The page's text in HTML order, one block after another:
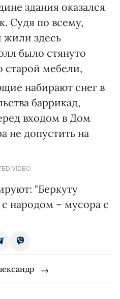
здания оказался
Судя по всему,
здесь
было стянуто
старой мебели,
набирают снег в
баррикад,
входом в Дом
не допустить на
VIDEO
"Беркуту
народом – мусора с